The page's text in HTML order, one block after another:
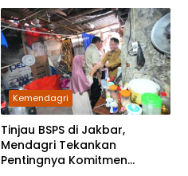
Kemendagri
Tinjau BSPS di Jakbar,
Mendagri Tekankan
Pentingnya Komitmen